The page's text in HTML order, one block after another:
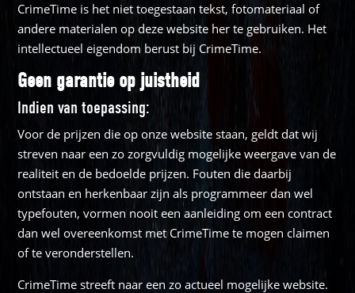
CrimeTime is het niet toegestaan tekst, fotomateriaal of
andere materialen op deze website her te gebruiken. Het
intellectueel eigendom berust bij CrimeTime.
Geen garantie op juistheid
Indien van toepassing:
Voor de prijzen die op onze website staan, geldt dat wij
streven naar een zo zorgvuldig mogelijke weergave van de
realiteit en de bedoelde prijzen. Fouten die daarbij
ontstaan en herkenbaar zijn als programmeer dan wel
typefouten, vormen nooit een aanleiding om een contract
dan wel overeenkomst met CrimeTime te mogen claimen
of te veronderstellen.
CrimeTime streeft naar een zo actueel mogelijke website.